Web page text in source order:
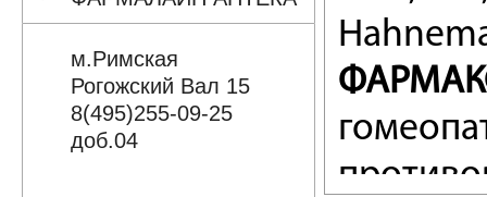
м.Римская
Рогожский Вал 15
8(495)255-09-25
доб.04